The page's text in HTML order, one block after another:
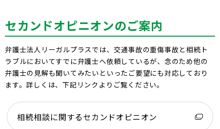
セカンドオピニオンのご案内
弁護士法人リーガルプラスでは、交通事故の重傷事故と相続ト
ラブルにおいてすでに弁護士へ依頼しているが、念のため他の
弁護士の見解も聞いてみたいといったご要望にも対応しており
ます。詳しくは、下記リンクよりご覧ください。
相続相談に関するセカンドオピニオン